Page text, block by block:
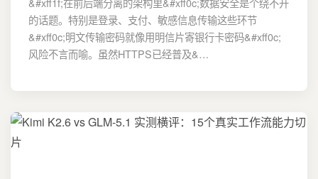
的话题。特别是登录、支付、敏感信息传输这些环节
&#xff0c;明文传输密码就像用明信片寄银行卡密码&#xff0c;
风险不言而喻。虽然HTTPS已经普及&…